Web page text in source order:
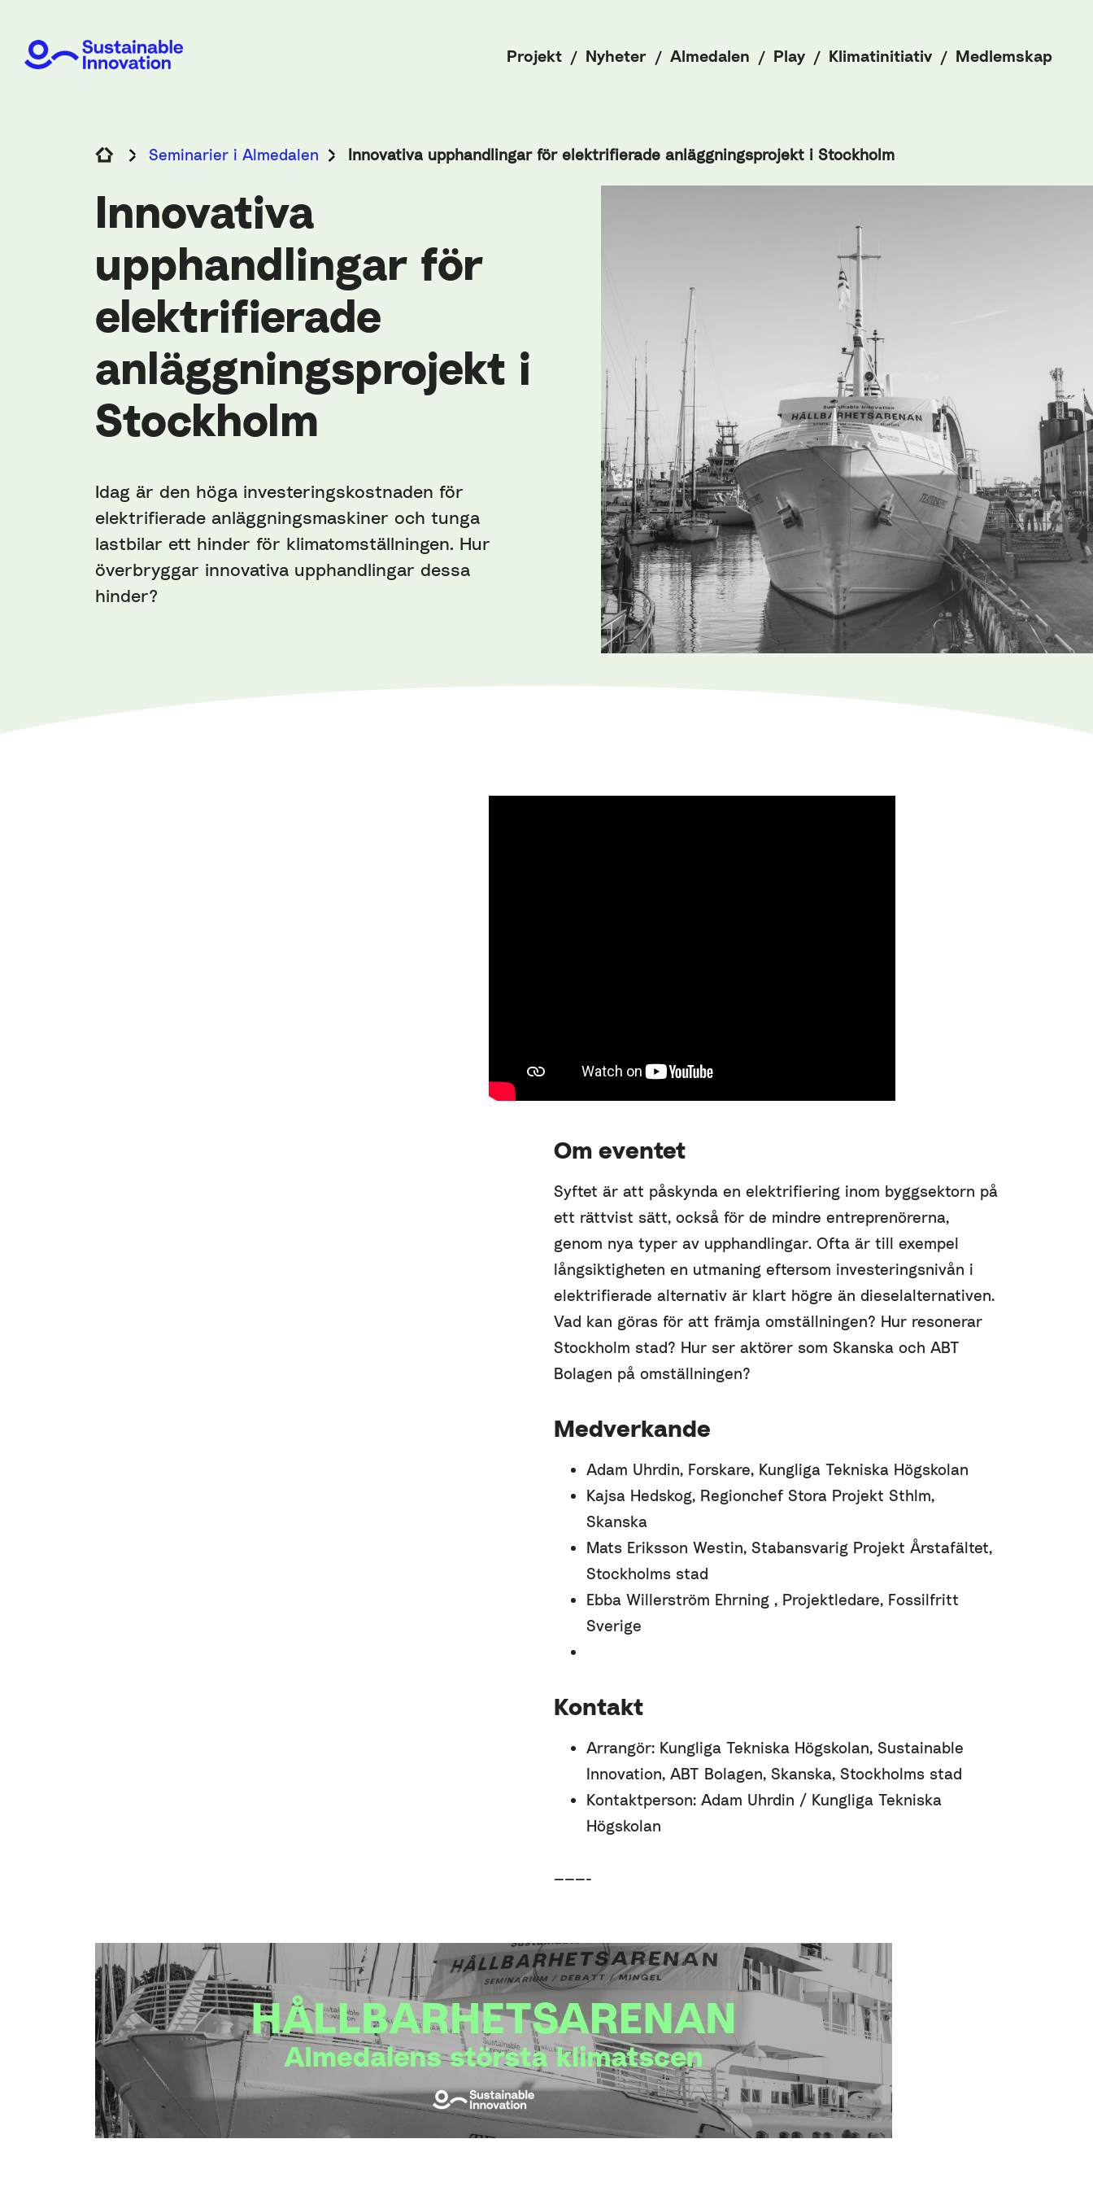
Projekt Nyheter Almedalen Play Klimatinitiativ Medlemskap
Seminarier i Almedalen Innovativa upphandlingar för elektrifierade anläggningsprojekt i Stockholm
Innovativa
upphandlingar för
elektrifierade
anläggningsprojekt i
Stockholm
Idag är den höga investeringskostnaden för
elektrifierade anläggningsmaskiner och tunga
lastbilar ett hinder för klimatomställningen. Hur
överbryggar innovativa upphandlingar dessa
hinder?
Om eventet
Syftet är att påskynda en elektrifiering inom byggsektorn på
ett rättvist sätt, också för de mindre entreprenörerna,
genom nya typer av upphandlingar. Ofta är till exempel
långsiktigheten en utmaning eftersom investeringsnivån i
elektrifierade alternativ är klart högre än dieselalternativen.
Vad kan göras för att främja omställningen? Hur resonerar
Stockholm stad? Hur ser aktörer som Skanska och ABT
Bolagen på omställningen?
Medverkande
Adam Uhrdin, Forskare, Kungliga Tekniska Högskolan
Kajsa Hedskog, Regionchef Stora Projekt Sthlm,
Skanska
Mats Eriksson Westin, Stabansvarig Projekt Årstafältet,
Stockholms stad
Ebba Willerström Ehrning , Projektledare, Fossilfritt
Sverige
Kontakt
Arrangör: Kungliga Tekniska Högskolan, Sustainable
Innovation, ABT Bolagen, Skanska, Stockholms stad
Kontaktperson: Adam Uhrdin / Kungliga Tekniska
Högskolan
———-